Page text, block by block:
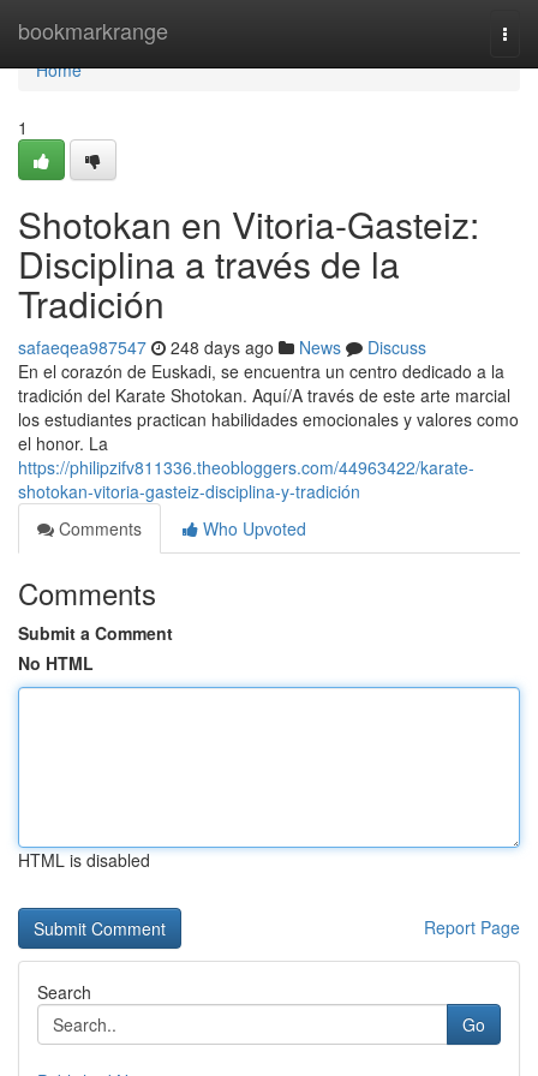
bookmarkrange
Home
Home
1
Shotokan en Vitoria-Gasteiz:
Disciplina a través de la
Tradición
safaeqea987547 248 days ago News
Discuss
En el corazón de Euskadi, se encuentra un centro dedicado a la
tradición del Karate Shotokan. Aquí/A través de este arte marcial
los estudiantes practican habilidades emocionales y valores como
el honor. La
https://philipzifv811336.theobloggers.com/44963422/karate-
shotokan-vitoria-gasteiz-disciplina-y-tradición
Comments
Who Upvoted
Comments
Submit a Comment
No HTML
HTML is disabled
Report Page
Search
Go